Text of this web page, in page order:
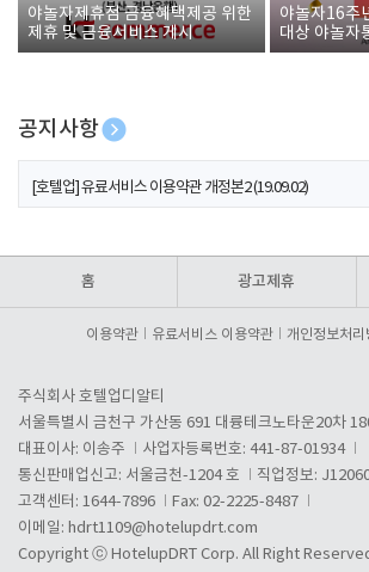
야놀자제휴점 금융혜택제공 위한
제휴 및 금융서비스 게시
야놀자16주
대상 야놀자
폰 증정
공지사항
[호텔업] 개인정보 처리방침 개정본1 (19.09.02)
[호텔업] 유료서비스 이용약관 개정본2 (19.09.02)
홈 광고제휴
이용약관 유료서비스 이용약관 개인정보처리
주식회사 호텔업디알티
서울특별시 금천구 가산동 691 대륭테크노타운20차
대표이사: 이송주
사업자등록번호: 441-87-01934
통신판매업신고: 서울금천-1204 호
직업정보:
고객센터: 1644-7896
Fax: 02-2225-8487
이메일: hdrt1109@hotelupdrt.com
Copyright ⓒ HotelupDRT Corp. All Right